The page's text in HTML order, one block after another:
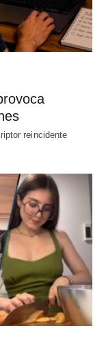
reincidente